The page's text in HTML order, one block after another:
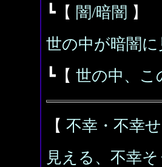
┗【 闇/暗闇 】
世の中が暗闇に
┗【 世の中、こ
【 不幸・不幸
見える、不幸